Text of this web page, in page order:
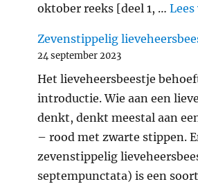
oktober reeks [deel 1, …
Zevenstippelig
24 september 2023
Het lieveheersbeestje
introductie. Wie aan een
denkt, denkt meestal aan
– rood met zwarte stippen.
zevenstippelig
septempunctata) is een